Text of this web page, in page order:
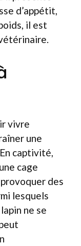
d’appétit,
il est
vivre
une
captivité,
cage
des
lesquels
ne se